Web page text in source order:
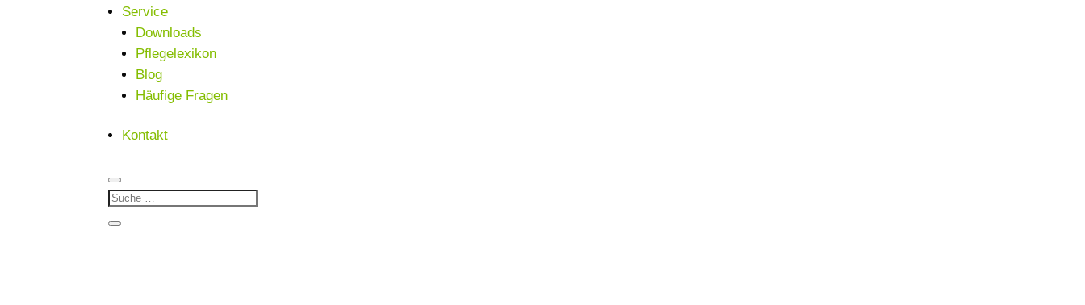
Service
Downloads
Pflegelexikon
Blog
Häufige Fragen
Kontakt